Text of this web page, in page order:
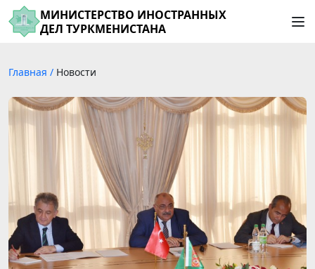
МИНИСТЕРСТВО ИНОСТРАННЫХ
ДЕЛ ТУРКМЕНИСТАНА
Главная / Новости